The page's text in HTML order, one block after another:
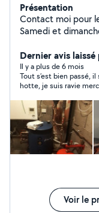
Présentation
Contact moi pour
Dernier avis
Il y a plus de 6 mois
Tout s’est bien passé,
hotte, je suis ravie
Voir le